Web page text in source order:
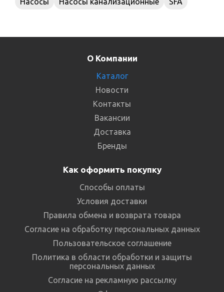
О Компании
Каталог
Новости
Контакты
Вакансии
Доставка
Бренды
Как оформить покупку
Способы оплаты
Условия доставки
Правила обмена и возврата товара
Согласие на обработку персональных данных
Пользовательское соглашение
Политика в области обработки и защиты
персональных данных
Согласие на рекламную рассылку